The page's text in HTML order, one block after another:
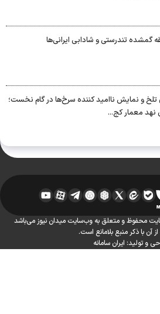
تندرستی و شادابی ایرانی‌ها
و نمایش ناامید کننده سرخ‌ها در گام نخست؛
معمار کج...
محفوظ و متعلق به وب‌سایت میدان نیوز می‌باشد
آن با ذکر منبع بلامانع است.
و تولید:ایران سامانه